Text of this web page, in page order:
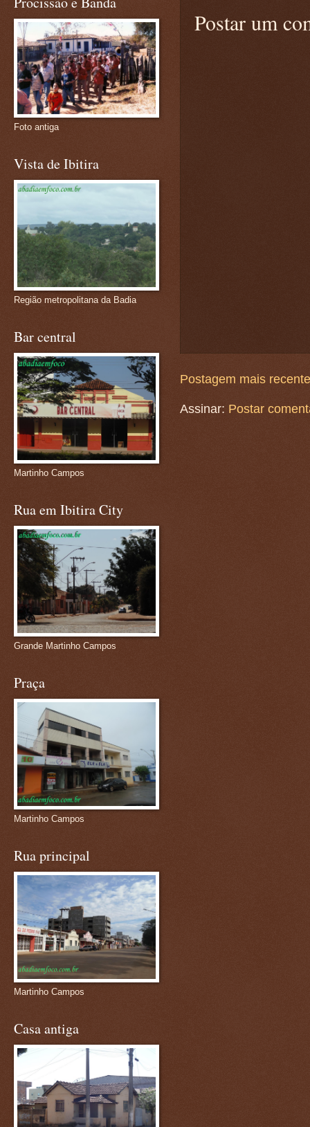
Postar um
Postagem mais recente
Assinar: Postar
Foto antiga
Vista de Ibitira
Região metropolitana da Badia
Bar central
Martinho Campos
Rua em Ibitira City
Grande Martinho Campos
Praça
Martinho Campos
Rua principal
Martinho Campos
Casa antiga